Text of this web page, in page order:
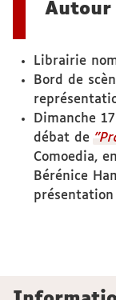
Autour
Librairie
Bord de
Dimanche
débat de
Comoedia,
Bérénice